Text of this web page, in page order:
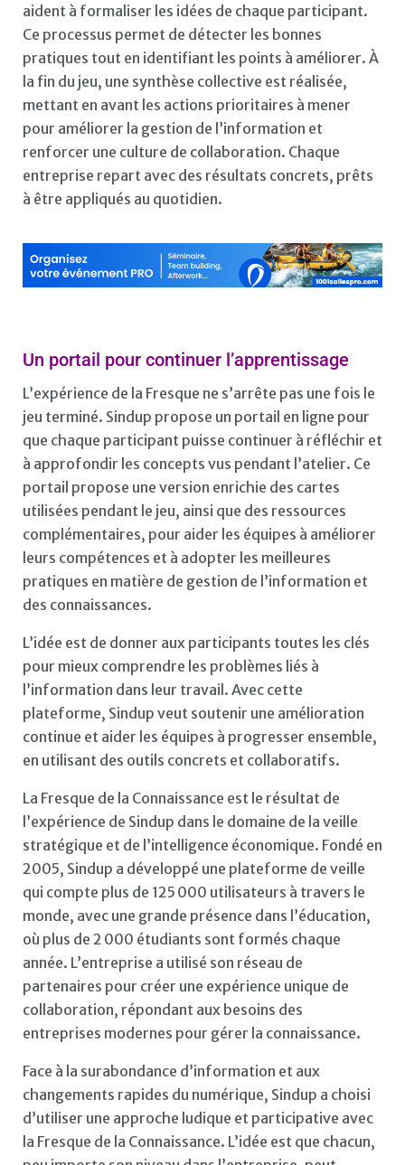
aident à formaliser les idées de chaque participant.
Ce processus permet de détecter les bonnes
pratiques tout en identifiant les points à améliorer. À
la fin du jeu, une synthèse collective est réalisée,
mettant en avant les actions prioritaires à mener
pour améliorer la gestion de l’information et
renforcer une culture de collaboration. Chaque
entreprise repart avec des résultats concrets, prêts
à être appliqués au quotidien.
Un portail pour continuer l’apprentissage
L’expérience de la Fresque ne s’arrête pas une fois le
jeu terminé. Sindup propose un portail en ligne pour
que chaque participant puisse continuer à réfléchir et
à approfondir les concepts vus pendant l’atelier. Ce
portail propose une version enrichie des cartes
utilisées pendant le jeu, ainsi que des ressources
complémentaires, pour aider les équipes à améliorer
leurs compétences et à adopter les meilleures
pratiques en matière de gestion de l’information et
des connaissances.
L’idée est de donner aux participants toutes les clés
pour mieux comprendre les problèmes liés à
l’information dans leur travail. Avec cette
plateforme, Sindup veut soutenir une amélioration
continue et aider les équipes à progresser ensemble,
en utilisant des outils concrets et collaboratifs.
La Fresque de la Connaissance est le résultat de
l’expérience de Sindup dans le domaine de la veille
stratégique et de l’intelligence économique. Fondé en
2005, Sindup a développé une plateforme de veille
qui compte plus de 125 000 utilisateurs à travers le
monde, avec une grande présence dans l’éducation,
où plus de 2 000 étudiants sont formés chaque
année. L’entreprise a utilisé son réseau de
partenaires pour créer une expérience unique de
collaboration, répondant aux besoins des
entreprises modernes pour gérer la connaissance.
Face à la surabondance d’information et aux
changements rapides du numérique, Sindup a choisi
d’utiliser une approche ludique et participative avec
la Fresque de la Connaissance. L’idée est que chacun,